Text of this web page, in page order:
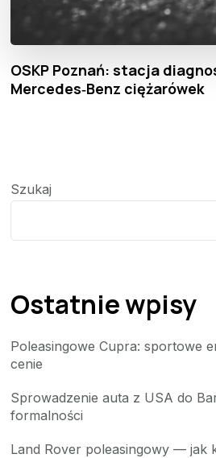
OSKP Poznań: stacja
Mercedes‑Benz ciężarówek
Szukaj
Ostatnie wpisy
Poleasingowe Cupra: sportowe
cenie
Sprowadzenie auta z USA do
formalności
Land Rover poleasingowy — jak